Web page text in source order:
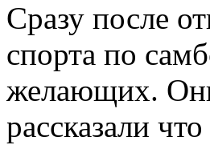
Сразу после
спорта по
желающих.
рассказали